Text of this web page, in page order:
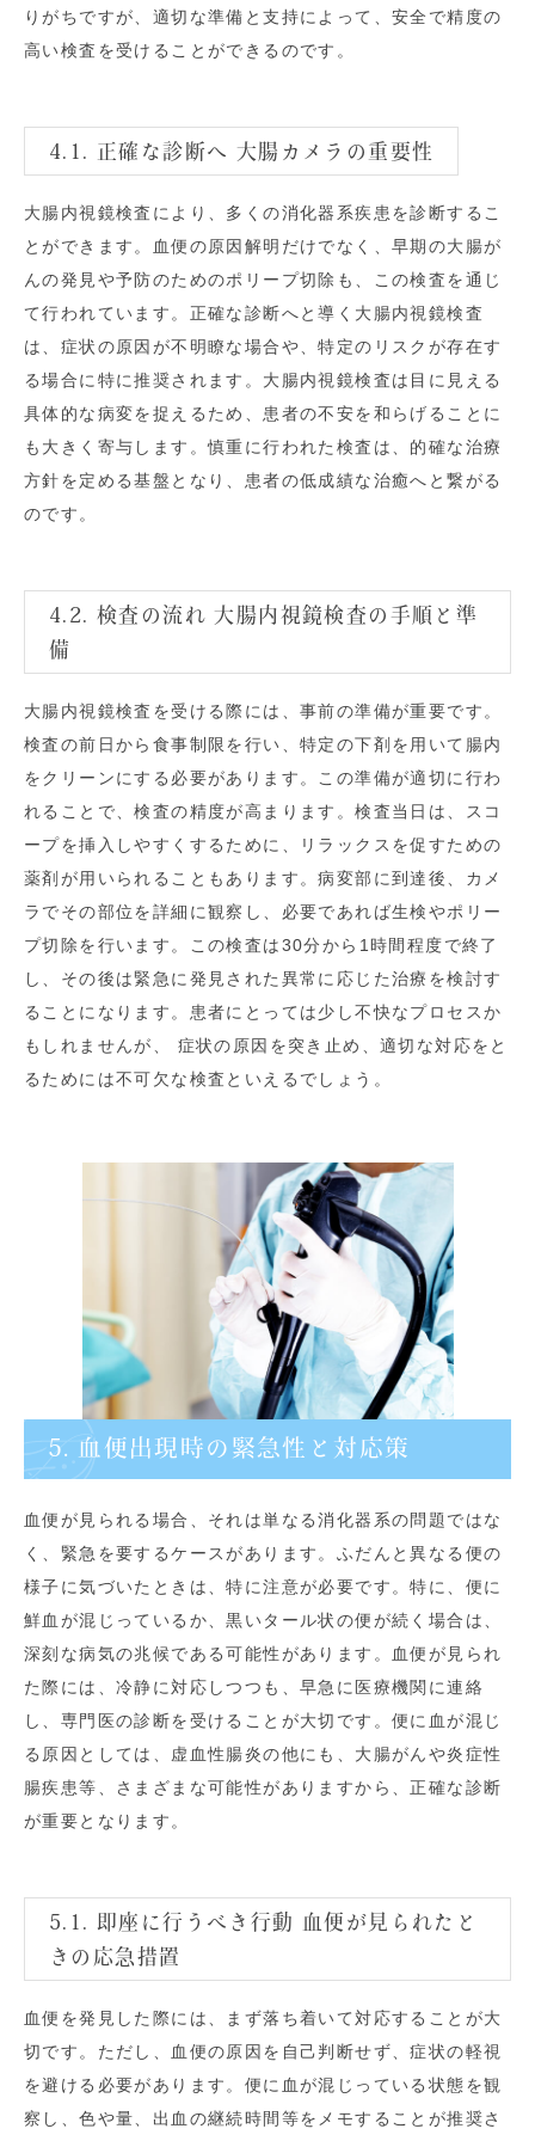
りがちですが、適切な準備と支持によって、安全で精度の
高い検査を受けることができるのです。
4.1. 正確な診断へ 大腸カメラの重要性
大腸内視鏡検査により、多くの消化器系疾患を診断するこ
とができます。血便の原因解明だけでなく、早期の大腸が
んの発見や予防のためのポリープ切除も、この検査を通じ
て行われています。正確な診断へと導く大腸内視鏡検査
は、症状の原因が不明瞭な場合や、特定のリスクが存在す
る場合に特に推奨されます。大腸内視鏡検査は目に見える
具体的な病変を捉えるため、患者の不安を和らげることに
も大きく寄与します。慎重に行われた検査は、的確な治療
方針を定める基盤となり、患者の低成績な治癒へと繋がる
のです。
4.2. 検査の流れ 大腸内視鏡検査の手順と準
備
大腸内視鏡検査を受ける際には、事前の準備が重要です。
検査の前日から食事制限を行い、特定の下剤を用いて腸内
をクリーンにする必要があります。この準備が適切に行わ
れることで、検査の精度が高まります。検査当日は、スコ
ープを挿入しやすくするために、リラックスを促すための
薬剤が用いられることもあります。病変部に到達後、カメ
ラでその部位を詳細に観察し、必要であれば生検やポリー
プ切除を行います。この検査は30分から1時間程度で終了
し、その後は緊急に発見された異常に応じた治療を検討す
ることになります。患者にとっては少し不快なプロセスか
もしれませんが、 症状の原因を突き止め、適切な対応をと
るためには不可欠な検査といえるでしょう。
5. 血便出現時の緊急性と対応策
血便が見られる場合、それは単なる消化器系の問題ではな
く、緊急を要するケースがあります。ふだんと異なる便の
様子に気づいたときは、特に注意が必要です。特に、便に
鮮血が混じっているか、黒いタール状の便が続く場合は、
深刻な病気の兆候である可能性があります。血便が見られ
た際には、冷静に対応しつつも、早急に医療機関に連絡
し、専門医の診断を受けることが大切です。便に血が混じ
る原因としては、虚血性腸炎の他にも、大腸がんや炎症性
腸疾患等、さまざまな可能性がありますから、正確な診断
が重要となります。
5.1. 即座に行うべき行動 血便が見られたと
きの応急措置
血便を発見した際には、まず落ち着いて対応することが大
切です。ただし、血便の原因を自己判断せず、症状の軽視
を避ける必要があります。便に血が混じっている状態を観
察し、色や量、出血の継続時間等をメモすることが推奨さ